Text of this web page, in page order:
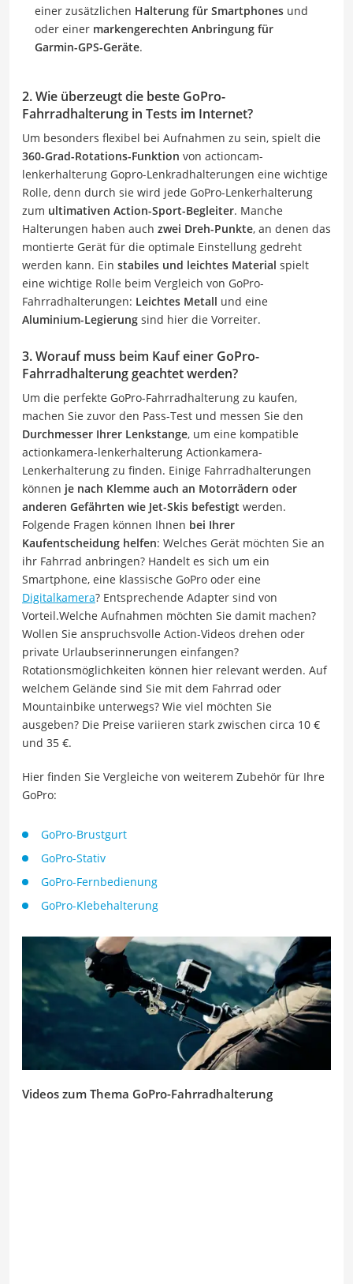
einer zusätzlichen Halterung für Smartphones und
oder einer markengerechten Anbringung für
Garmin-GPS-Geräte.
2. Wie überzeugt die beste GoPro-
Fahrradhalterung in Tests im Internet?
Um besonders flexibel bei Aufnahmen zu sein, spielt die
360-Grad-Rotations-Funktion von actioncam-
lenkerhalterung Gopro-Lenkradhalterungen eine wichtige
Rolle, denn durch sie wird jede GoPro-Lenkerhalterung
zum ultimativen Action-Sport-Begleiter. Manche
Halterungen haben auch zwei Dreh-Punkte, an denen das
montierte Gerät für die optimale Einstellung gedreht
werden kann. Ein stabiles und leichtes Material spielt
eine wichtige Rolle beim Vergleich von GoPro-
Fahrradhalterungen: Leichtes Metall und eine
Aluminium-Legierung sind hier die Vorreiter.
3. Worauf muss beim Kauf einer GoPro-
Fahrradhalterung geachtet werden?
Um die perfekte GoPro-Fahrradhalterung zu kaufen,
machen Sie zuvor den Pass-Test und messen Sie den
Durchmesser Ihrer Lenkstange, um eine kompatible
actionkamera-lenkerhalterung Actionkamera-
Lenkerhalterung zu finden. Einige Fahrradhalterungen
können je nach Klemme auch an Motorrädern oder
anderen Gefährten wie Jet-Skis befestigt werden.
Folgende Fragen können Ihnen bei Ihrer
Kaufentscheidung helfen: Welches Gerät möchten Sie an
ihr Fahrrad anbringen? Handelt es sich um ein
Smartphone, eine klassische GoPro oder eine
Digitalkamera? Entsprechende Adapter sind von
Vorteil.Welche Aufnahmen möchten Sie damit machen?
Wollen Sie anspruchsvolle Action-Videos drehen oder
private Urlaubserinnerungen einfangen?
Rotationsmöglichkeiten können hier relevant werden. Auf
welchem Gelände sind Sie mit dem Fahrrad oder
Mountainbike unterwegs? Wie viel möchten Sie
ausgeben? Die Preise variieren stark zwischen circa 10 €
und 35 €.
Hier finden Sie Vergleiche von weiterem Zubehör für Ihre
GoPro:
GoPro-Brustgurt
GoPro-Stativ
GoPro-Fernbedienung
GoPro-Klebehalterung
Videos zum Thema GoPro-Fahrradhalterung